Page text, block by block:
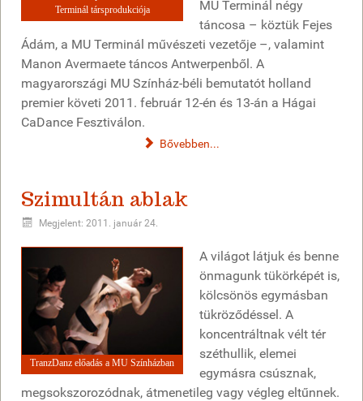
Terminál társprodukciója
MU Terminál négy
táncosa – köztük Fejes
Ádám, a MU Terminál művészeti vezetője –, valamint
Manon Avermaete táncos Antwerpenből. A
magyarországi MU Színház-béli bemutatót holland
premier követi 2011. február 12-én és 13-án a Hágai
CaDance Fesztiválon.
Bővebben...
Szimultán ablak
Megjelent: 2011. január 24.
TranzDanz előadás a MU Színházban
A világot látjuk és benne
önmagunk tükörképét is,
kölcsönös egymásban
tükröződéssel. A
koncentráltnak vélt tér
széthullik, elemei
egymásra csúsznak,
megsokszorozódnak, átmenetileg vagy végleg eltűnnek.